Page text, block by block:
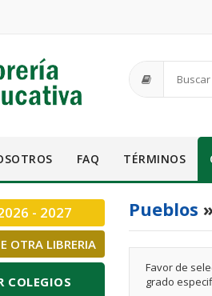
FAQ TÉRMINOS
- 2027
OTRA LIBRERIA
COLEGIOS
Pueblos
Favor de
grado